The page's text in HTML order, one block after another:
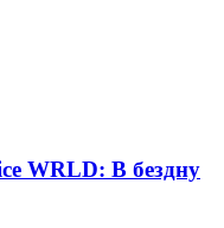
WRLD: В бездну